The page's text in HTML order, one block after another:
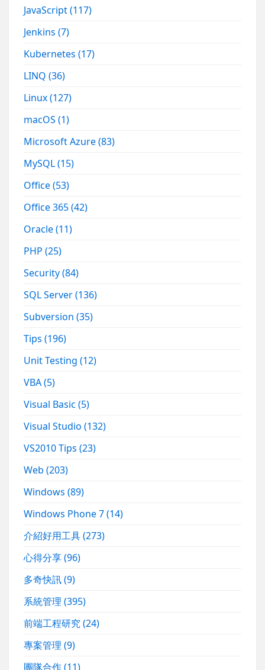
JavaScript(117)
Jenkins(7)
Kubernetes(17)
LINQ(36)
Linux(127)
macOS(1)
Microsoft Azure(83)
MySQL(15)
Office(53)
Office 365(42)
Oracle(11)
PHP(25)
Security(84)
SQL Server(136)
Subversion(35)
Tips(196)
Unit Testing(12)
VBA(5)
Visual Basic(5)
Visual Studio(132)
VS2010 Tips(23)
Web(203)
Windows(89)
Windows Phone 7(14)
介紹好用工具(273)
心得分享(96)
多奇快訊(9)
系統管理(395)
前端工程研究(24)
專案管理(9)
團隊合作(11)